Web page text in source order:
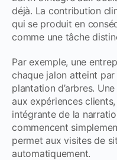
déjà. La contribution
qui se produit en
comme une tâche
Par exemple, une
chaque jalon atteint
plantation d’arbres.
aux expériences
intégrante de la
commencent
permet aux visites de
automatiquement.